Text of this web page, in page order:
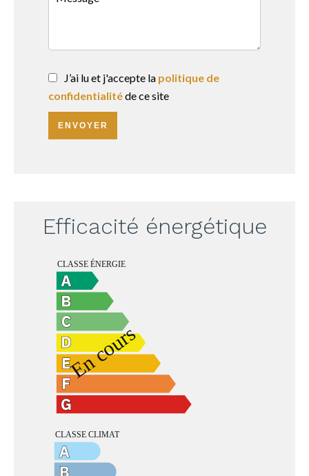
J’ai lu et j'accepte la politique de
confidentialitéde ce site
ENVOYER
Efficacité énergétique